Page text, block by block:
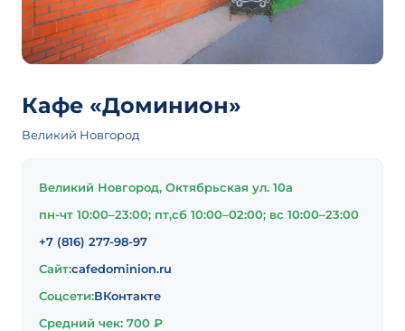
Кафе «Доминион»
Великий Новгород
Великий Новгород, Октябрьская ул. 10а
пн-чт 10:00–23:00; пт,сб 10:00–02:00; вс 10:00–23:00
+7 (816) 277-98-97
Сайт:cafedominion.ru
Соцсети:ВКонтакте
Средний чек: 700 ₽